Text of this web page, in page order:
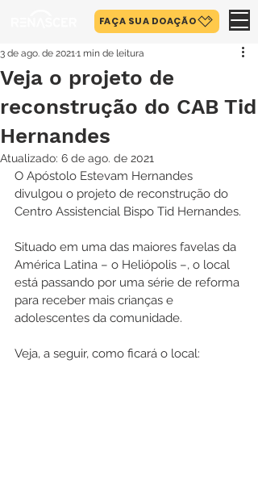
FAÇA SUA DOAÇÃO
Veja o projeto de
reconstrução do CAB Tid
Hernandes
3 de ago. de 20211 min de leitura
Atualizado: 6 de ago. de 2021
O Apóstolo Estevam Hernandes
divulgou o projeto de reconstrução do
Centro Assistencial Bispo Tid Hernandes.
Situado em uma das maiores favelas da
América Latina – o Heliópolis –, o local
está passando por uma série de reforma
para receber mais crianças e
adolescentes da comunidade.
Veja, a seguir, como ficará o local: